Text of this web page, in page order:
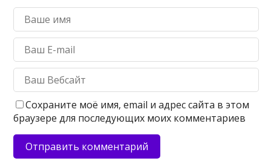
Сохраните моё имя, email и адрес сайта в этом
браузере для последующих моих комментариев